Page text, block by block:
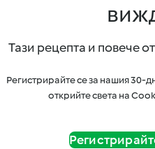
Тази рецепта и повече
Регистрирайте се за нашия 30-
открийте света на